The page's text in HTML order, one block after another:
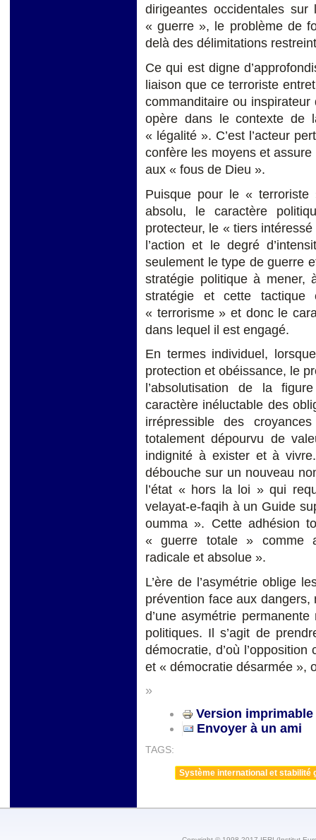
dirigeantes occidentales
« guerre », le problème de
delà des délimitations
Ce qui est digne
liaison que ce terroriste
commanditaire ou inspirateur
opère dans le contexte de
« légalité ». C’est l’acteur
confère les moyens et
aux « fous de Dieu ».
Puisque pour le « terroriste
absolu, le caractère
protecteur, le « tiers
l’action et le degré
seulement le type de guerre
stratégie politique à mener,
stratégie et cette
« terrorisme » et donc le
dans lequel il est engagé.
En termes individuel,
protection et obéissance, le
l’absolutisation de la
caractère inéluctable des
irrépressible des
totalement dépourvu de
indignité à exister et à
débouche sur un nouveau
l’état « hors la loi » qui
velayat-e-faqih à un Guide
oumma ». Cette adhésion
« guerre totale » comme
radicale et absolue ».
L’ère de l’asymétrie oblige
prévention face aux dangers,
d’une asymétrie
politiques. Il s’agit de
démocratie, d’où
et « démocratie désarmée »,
»
Version imprimable
Envoyer à un ami
TAGS:
Système international et stabilité